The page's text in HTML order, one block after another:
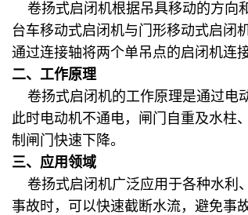
卷扬式启闭机根据吊具移动的方向
台车移动式启闭机与门形移动式启闭
通过连接轴将两个单吊点的启闭机连
二、 工作原理
卷扬式启闭机的工作原理是通过电
此时电动机不通电，闸门自重及水柱
制闸门快速下降。
三、 应用领域
卷扬式启闭机广泛应用于各种水利
事故时，可以快速截断水流，避免事